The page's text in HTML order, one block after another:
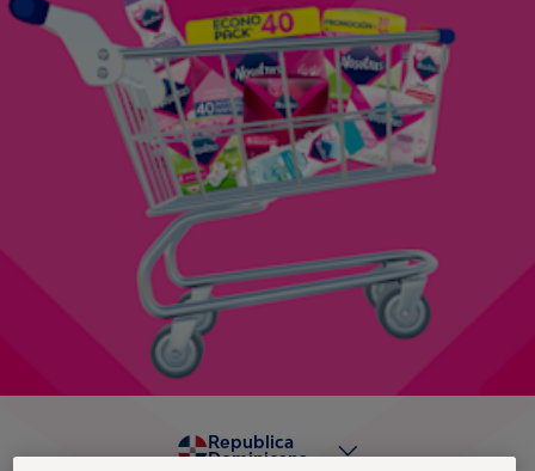
Republica
Dominicana